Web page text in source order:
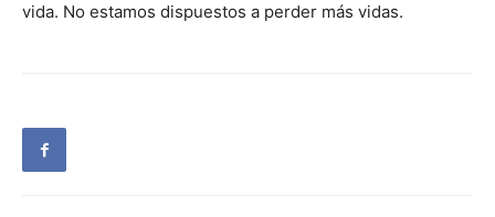
vida. No estamos dispuestos a perder más vidas.